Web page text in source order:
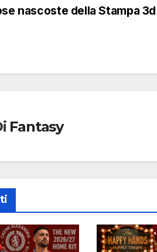
nascoste della Stampa 3d
Fantasy